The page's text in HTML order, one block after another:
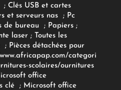
; Clés USB et cartes
et serveurs nas ; Pc
de bureau ; Papiers;
laser; Toutes les
; Pièces détachées pour
categori
scolaires/ournitures
office
clé; Microsoft office